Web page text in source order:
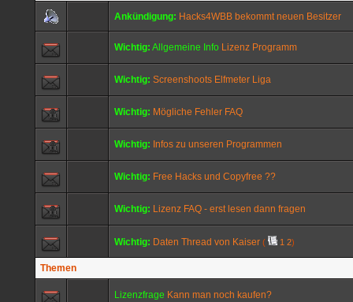
Ankündigung: Hacks4WBB bekommt neuen Besitzer
Wichtig: Allgemeine Info Lizenz Programm
Wichtig: Screenshoots Elfmeter Liga
Wichtig: Mögliche Fehler FAQ
Wichtig: Infos zu unseren Programmen
Wichtig: Free Hacks und Copyfree ??
Wichtig: Lizenz FAQ - erst lesen dann fragen
Wichtig: Daten Thread von Kaiser ( 1 2)
Themen
Lizenzfrage Kann man noch kaufen?